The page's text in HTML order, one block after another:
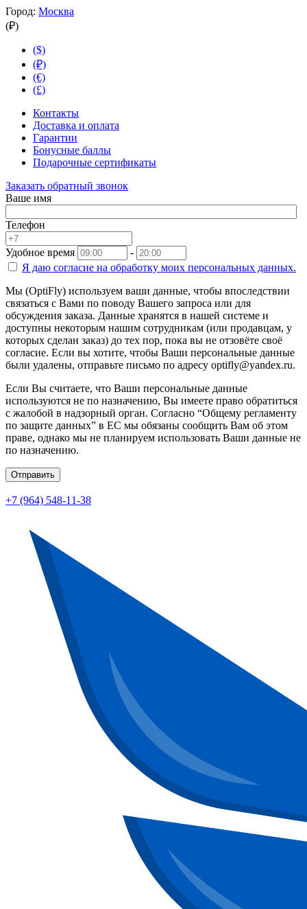
Город: Москва
(₽)
($)
(₽)
(€)
(£)
Контакты
Доставка и оплата
Гарантии
Бонусные баллы
Подарочные сертификаты
Заказать обратный звонок
Ваше имя
Телефон
Удобное время
-
Я даю согласие на обработку моих персональных данных.
Мы (OptiFly) используем ваши данные, чтобы впоследствии
связаться с Вами по поводу Вашего запроса или для
обсуждения заказа. Данные хранятся в нашей системе и
доступны некоторым нашим сотрудникам (или продавцам, у
которых сделан заказ) до тех пор, пока вы не отзовёте своё
согласие. Если вы хотите, чтобы Ваши персональные данные
были удалены, отправьте письмо по адресу optifly@yandex.ru.
Если Вы считаете, что Ваши персональные данные
используются не по назначению, Вы имеете право обратиться
с жалобой в надзорный орган. Согласно “Общему регламенту
по защите данных” в ЕС мы обязаны сообщить Вам об этом
праве, однако мы не планируем использовать Ваши данные не
по назначению.
Отправить
+7 (964) 548-11-38